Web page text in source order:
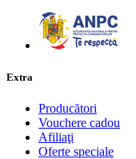
Extra
Producători
Vouchere cadou
Afiliaţi
Oferte speciale